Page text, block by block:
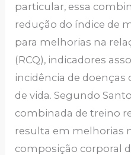
particular, essa
redução do índice de
para melhorias na
(RCQ), indicadores
incidência de doenças
de vida. Segundo
combinada de treino
resulta em melhorias
composição corporal